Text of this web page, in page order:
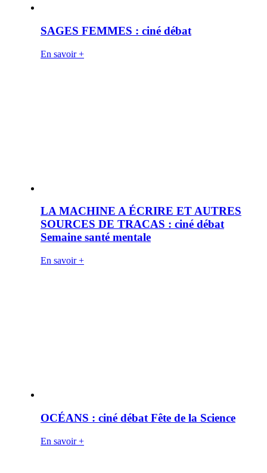
SAGES FEMMES : ciné débat
En savoir +
LA MACHINE A ÉCRIRE ET AUTRES
SOURCES DE TRACAS : ciné débat
Semaine santé mentale
En savoir +
OCÉANS : ciné débat Fête de la Science
En savoir +